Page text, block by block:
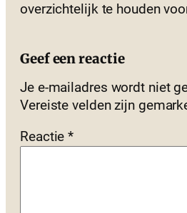
overzichtelijk te houden
Geef een reactie
Je e-mailadres wordt niet
Vereiste velden zijn
Reactie*